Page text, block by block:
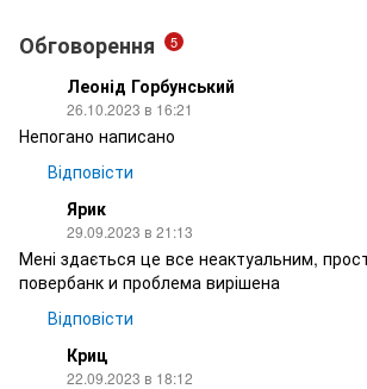
Обговорення 5
Леонід Горбунський
26.10.2023 в 16:21
Непогано написано
Відповісти
Ярик
29.09.2023 в 21:13
Мені здається це все неактуальним,
повербанк и проблема вирішена
Відповісти
Криц
22.09.2023 в 18:12